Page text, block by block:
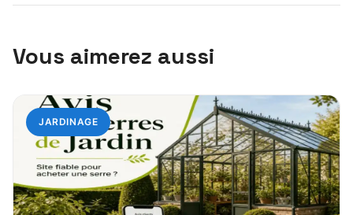
Vous aimerez aussi
JARDINAGE